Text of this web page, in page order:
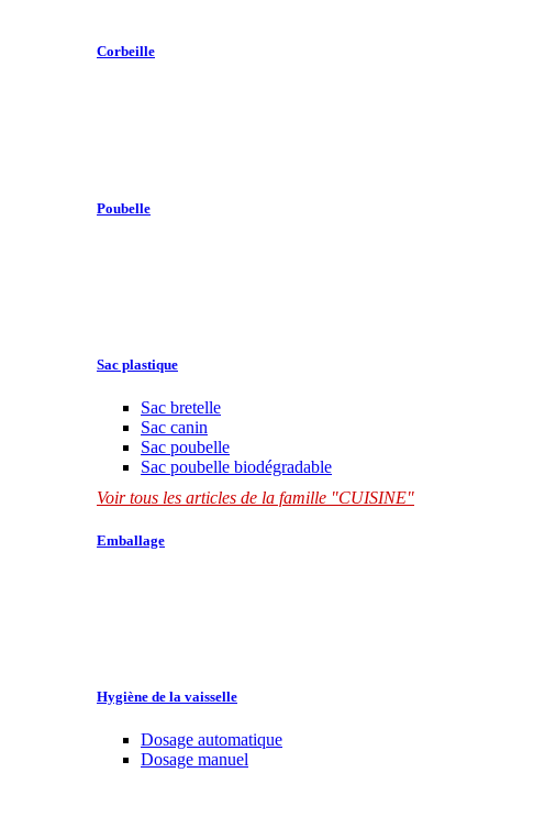
Corbeille
Poubelle
Sac plastique
Sac bretelle
Sac canin
Sac poubelle
Sac poubelle biodégradable
Voir tous les articles de la famille "CUISINE"
Emballage
Hygiène de la vaisselle
Dosage automatique
Dosage manuel